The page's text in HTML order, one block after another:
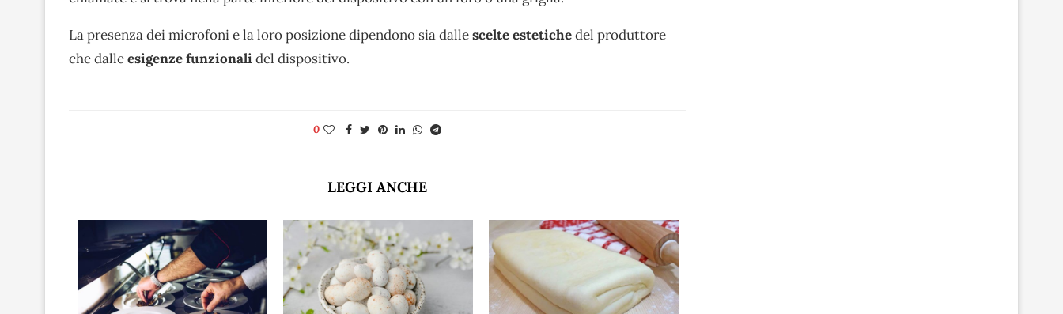
La presenza dei microfoni e la loro posizione dipendono sia dallescelte estetichedel produttore
che dalleesigenze funzionalidel dispositivo.
0
LEGGI ANCHE